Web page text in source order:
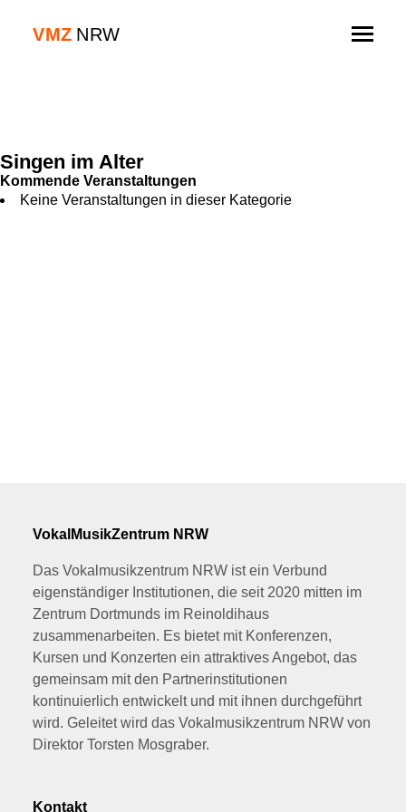
VMZ NRW
Singen im Alter
Kommende Veranstaltungen
Keine Veranstaltungen in dieser Kategorie
VokalMusikZentrum NRW
Das Vokalmusikzentrum NRW ist ein Verbund
eigenständiger Institutionen, die seit 2020 mitten im
Zentrum Dortmunds im Reinoldihaus
zusammenarbeiten. Es bietet mit Konferenzen,
Kursen und Konzerten ein attraktives Angebot, das
gemeinsam mit den Partnerinstitutionen
kontinuierlich entwickelt und mit ihnen durchgeführt
wird. Geleitet wird das Vokalmusikzentrum NRW von
Direktor Torsten Mosgraber.
Kontakt